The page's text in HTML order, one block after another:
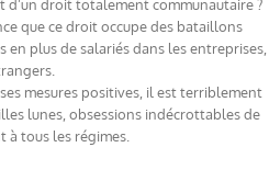
d’un droit totalement communautaire ?
que ce droit occupe des bataillons
plus de salariés dans les entreprises,
mesures positives, il est terriblement
lunes, obsessions indécrottables de
tous les régimes.